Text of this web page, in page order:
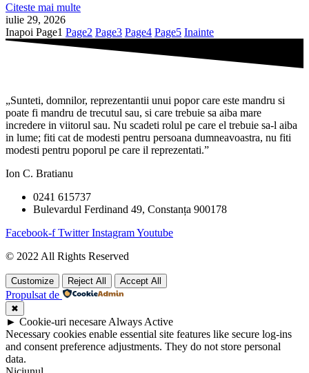
Citeste mai multe
iulie 29, 2026
Inapoi Page1 Page2 Page3 Page4 Page5 Inainte
„Sunteti, domnilor, reprezentantii unui popor care este mandru si
poate fi mandru de trecutul sau, si care trebuie sa aiba mare
incredere in viitorul sau. Nu scadeti rolul pe care el trebuie sa-l aiba
in lume; fiti cat de modesti pentru persoana dumneavoastra, nu fiti
modesti pentru poporul pe care il reprezentati.”
Ion C. Bratianu
0241 615737
Bulevardul Ferdinand 49, Constanța 900178
Facebook-f Twitter InstagramYoutube
© 2022 All Rights Reserved
Customize Reject All Accept All
Propulsat de
✖
► Cookie-uri necesare Always Active
Necessary cookies enable essential site features like secure log-ins
and consent preference adjustments. They do not store personal
data.